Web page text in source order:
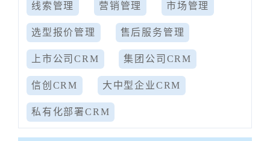
线索管理 营销管理 市场管理
选型报价管理 售后服务管理
上市公司CRM 集团公司CRM
信创CRM 大中型企业CRM
私有化部署CRM